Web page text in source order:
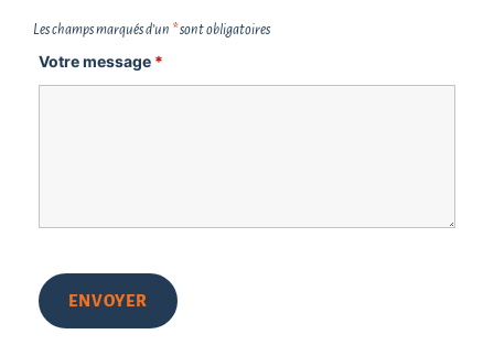
OU
Paiement sécurisé en ligne ou par virement (après confirmation
Les champs marqués d’un *sont obligatoires
Votre message *